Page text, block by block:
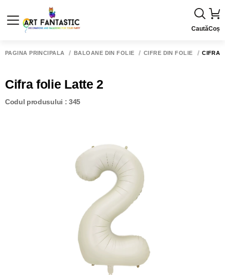
CautăCoș
PAGINA PRINCIPALĂ BALOANE DIN FOLIE CIFRE DIN FOLIE CIFRA
Cifra folie Latte 2
Codul produsului : 345